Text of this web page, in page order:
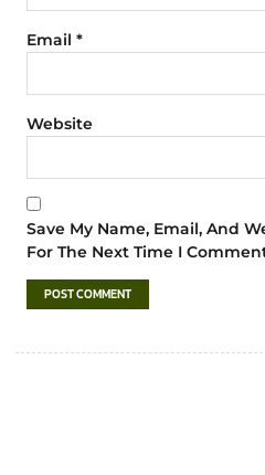
Email *
Website
Save My Name, Email, And
For The Next Time I